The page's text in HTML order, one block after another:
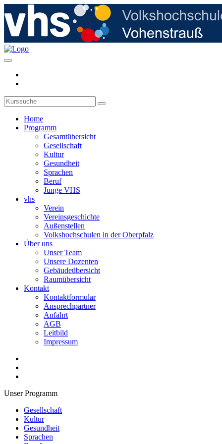
Home
Programm
Gesamtübersicht
Gesellschaft
Kultur
Gesundheit
Sprachen
Beruf
Junge VHS
vhs
Verein
Vereinsgeschichte
Außenstellen
Volkshochschulen in der Oberpfalz
Über uns
Unser Team
Unsere Dozenten
Gebäudeübersicht
Raumübersicht
Kontakt
Kontaktformular
Ansprechpartner
Anfahrt
AGB
Leitbild
Impressum
Unser Programm
Gesellschaft
Kultur
Gesundheit
Sprachen